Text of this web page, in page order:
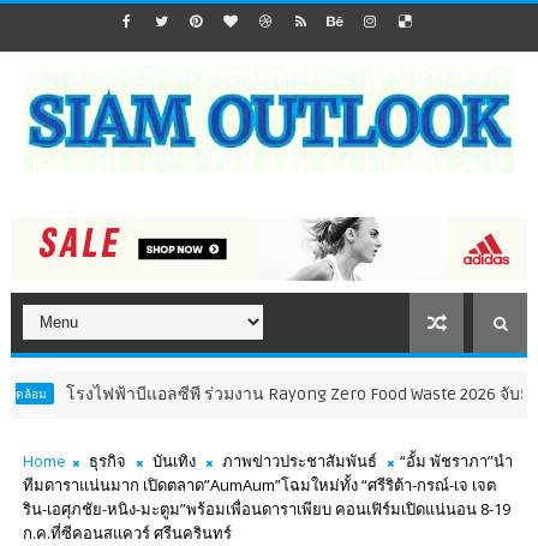
งไฟฟ้าบีแอลซีพี ร่วมงาน Rayong Zero Food Waste 2026 จับมือภาครัฐ
Home ธุรกิจ บันเทิง ภาพข่าวประชาสัมพันธ์
“อั้ม พัชราภา”นำ
ทีมดาราแน่นมาก เปิดตลาด”AumAum”โฉมใหม่ทั้ง “ศรีริต้า-กรณ์-เจ เจต
ริน-เอศุภชัย-หนิง-มะตูม”พร้อมเพื่อนดาราเพียบ คอนเฟิร์มเปิดแน่นอน 8-19
ก.ค.ที่ซีคอนสแควร์ ศรีนครินทร์